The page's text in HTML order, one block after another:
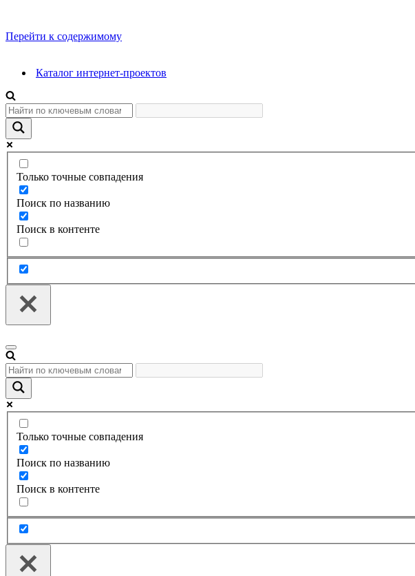
Перейти к содержимому
Каталог интернет-проектов
Только точные совпадения
Поиск по названию
Поиск в контенте
Меню
навигации
Только точные совпадения
Поиск по названию
Поиск в контенте